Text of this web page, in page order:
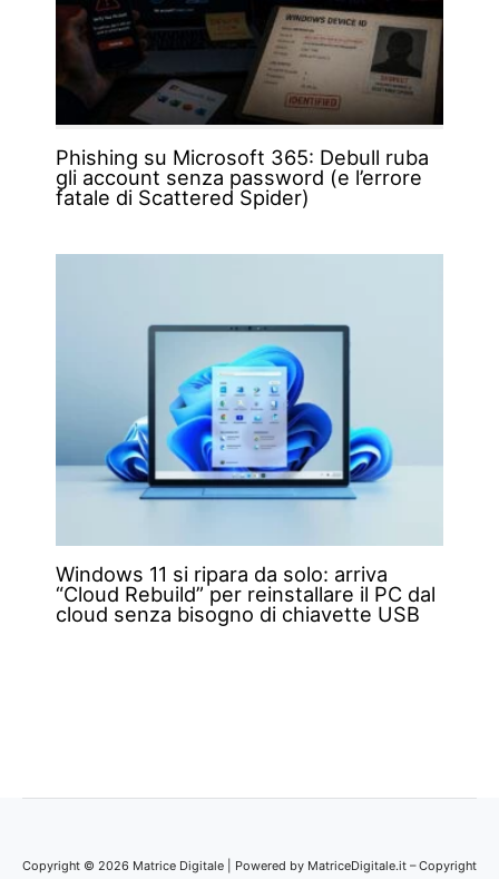
Phishing su Microsoft 365: Debull ruba
gli account senza password (e l’errore
fatale di Scattered Spider)
Windows 11 si ripara da solo: arriva
“Cloud Rebuild” per reinstallare il PC dal
cloud senza bisogno di chiavette USB
Copyright © 2026 Matrice Digitale | Powered by MatriceDigitale.it – Copyright